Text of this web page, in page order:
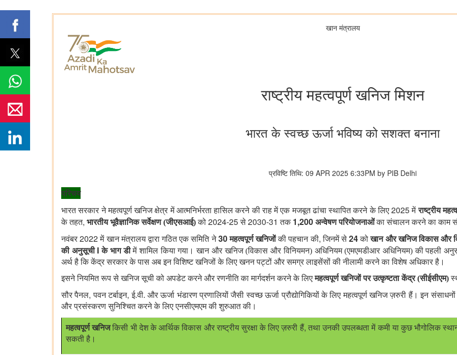
खान मंत्रालय
राष्ट्रीय महत्वपूर्ण खनिज मिशन
भारत के स्वच्छ ऊर्जा भविष्य को सशक्त बनाना
प्रविष्टि तिथि: 09 APR 2025 6:33PM by PIB Delhi
परिचय
भारत सरकार ने महत्वपूर्ण खनिज क्षेत्र में आत्मनिर्भरता हासिल करने की राह में एक मजबूत ढांचा स्थापित करने के लिए2025मेंराष्ट्रीय
के तहत, भारतीय भूवैज्ञानिक सर्वेक्षण (जीएसआई)को 2024-25से 2030-31 तक 1,200 अन्वेषण परियोजनाओंका संचालन करने का काम
नवंबर2022में खान मंत्रालय द्वारा गठित एक समिति ने30महत्वपूर्ण खनिजोंकी पहचान की,जिनमें से24कोखान और खनिज विकास और
की अनुसूची Iके भाग डीमें शामिल किया गया। खान और खनिज (विकास और विनियमन) अधिनियम (एमएमडीआर अधिनियम) की पहली
अर्थ है कि केंद्र सरकार के पास अब इन विशिष्ट खनिजों के लिए खनन पट्टों और समग्र लाइसेंसों की नीलामी करने का विशेष अधिकार है।
इसने नियमित रूप से खनिज सूची को अपडेट करने और रणनीति का मार्गदर्शन करने के लिएमहत्वपूर्ण खनिजों पर उत्कृष्टता केंद्र (सीईसीएम)
सौर पैनल,पवन टर्बाइन,ई.वी. और ऊर्जा भंडारण प्रणालियों जैसी स्वच्छ ऊर्जा प्रौद्योगिकियों के लिए महत्वपूर्ण खनिज ज़रुरी हैं। इन
और प्रसंस्करण सुनिश्चित करने के लिए एनसीएमएम की शुरुआत की।
महत्वपूर्ण खनिजकिसी भी देश के आर्थिक विकास और राष्ट्रीय सुरक्षा के लिए ज़रुरी हैं, तथा उनकी उपलब्धता में कमी या कुछ भौगोलिक
सकती है।